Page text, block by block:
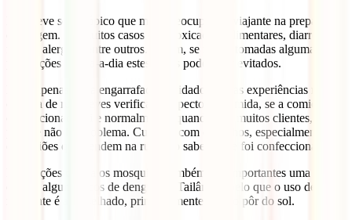
Este deve ser o tópico que mais preocupa um viajante na preparação
da viagem. Há muitos casos de intoxicações alimentares, diarreias,
febres, alergias, entre outros. Porém, se forem tomadas algumas
precauções no dia-a-dia estes casos podem ser evitados.
Bebe apenas água engarrafada. Cuidado com as experiências na
comida de rua, deves verificar o aspecto da comida, se a comida foi
confeccionada ali e normalmente, quando tem muitos clientes, é
porque não há problema. Cuidado com os bichos, especialmente os
escorpiões que vendem na rua, não sabes onde foi confeccionado.
Precauções contra os mosquitos também são importantes uma vez
que há alguns focos de dengue na Tailândia, pelo que o uso de
repelente é aconselhado, principalmente após o pôr do sol.